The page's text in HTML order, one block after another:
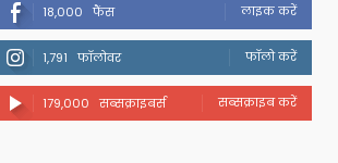
18,000 फैंस लाइक करें
1,791 फॉलोवर फॉलो करें
179,000 सब्सक्राइबर्स सब्सक्राइब करें